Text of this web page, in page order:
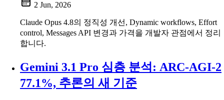
2 Jun, 2026
Claude Opus 4.8의 정직성 개선, Dynamic workflows, Effort
control, Messages API 변경과 가격을 개발자 관점에서 정리
합니다.
Gemini 3.1 Pro 심층 분석: ARC-AGI-2
77.1%, 추론의 새 기준